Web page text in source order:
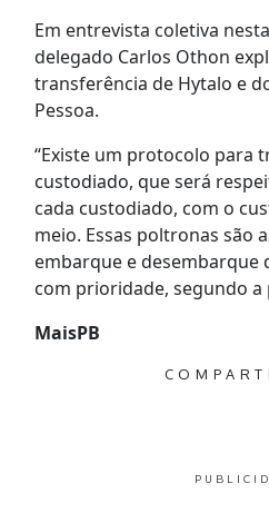
Em entrevista coletiva
delegado Carlos Othon
transferência de Hytalo e
Pessoa.
“Existe um protocolo para
custodiado, que será
cada custodiado, com o
meio. Essas poltronas são
embarque e desembarque
com prioridade, segundo a
MaisPB